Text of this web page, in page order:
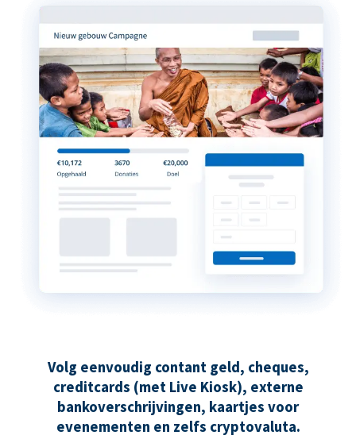
Volg eenvoudig contant geld, cheques,
creditcards (met Live Kiosk), externe
bankoverschrijvingen, kaartjes voor
evenementen en zelfs cryptovaluta.